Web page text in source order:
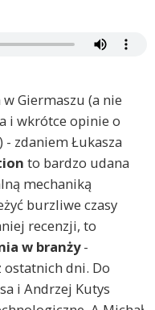
Giermaszu (a nie
i wkrótce opinie o
- zdaniem Łukasza
to bardzo udana
mechaniką
burzliwe czasy
recenzji, to
w branży-
dni. Do
i Andrzej Kutys